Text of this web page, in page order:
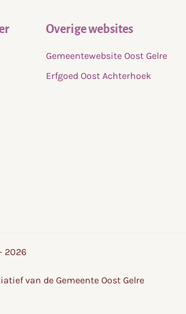
Overige websites
Gemeentewebsite Oost Gelre
Erfgoed Oost Achterhoek
2026
van de Gemeente Oost Gelre